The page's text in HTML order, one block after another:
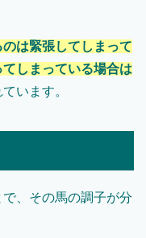
は緊張してしまって
しまっている場合は
います。
、その馬の調子が分